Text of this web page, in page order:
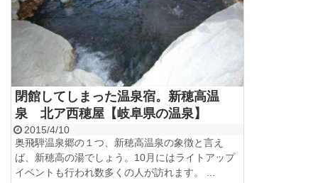
閉館してしまった温泉宿。新穂高温
泉 北ア西穂屋【岐阜県の温泉】
2015/4/10
奥飛騨温泉郷の１つ、新穂高温泉の象徴と言え
ば、新穂高の湯でしょう。10月にはライトアップ
イベントも行われ数多くの人が訪れます。 ...